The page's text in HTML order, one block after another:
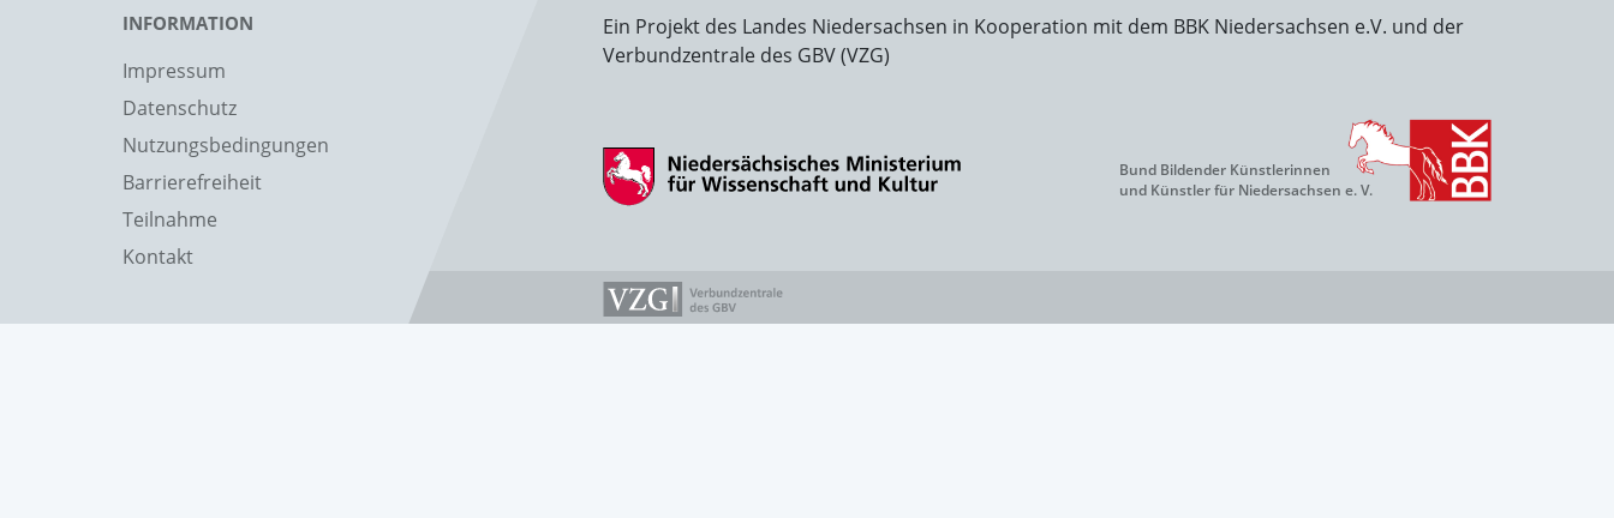
INFORMATION
Impressum
Datenschutz
Nutzungsbedingungen
Barrierefreiheit
Teilnahme
Kontakt
Ein Projekt des Landes Niedersachsen in Kooperation mit dem BBK Niedersachsen e.V. und der
Verbundzentrale des GBV (VZG)
Bund Bildender Künstlerinnen
und Künstler für Niedersachsen e. V.